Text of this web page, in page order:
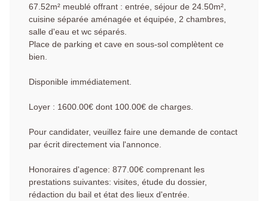
67.52m² meublé offrant : entrée, séjour de 24.50m²,
cuisine séparée aménagée et équipée, 2 chambres,
salle d'eau et wc séparés.
Place de parking et cave en sous-sol complètent ce
bien.
Disponible immédiatement.
Loyer : 1600.00€ dont 100.00€ de charges.
Pour candidater, veuillez faire une demande de contact
par écrit directement via l'annonce.
Honoraires d'agence: 877.00€ comprenant les
prestations suivantes: visites, étude du dossier,
rédaction du bail et état des lieux d'entrée.